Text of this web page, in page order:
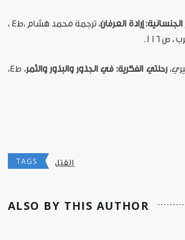
الجنسانية: إرادة العرفان
، ترجمة محمد هشام ،ط4 ،
ص 116.
رحلتي الفكرية: في الجذور والبذور والثمر
، ط4،
TAGS القتل
ALSO BY THIS AUTHOR